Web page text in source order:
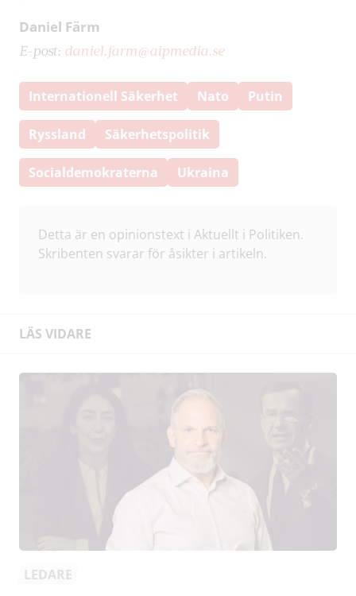
Daniel Färm
E-post: daniel.farm@aipmedia.se
Internationell Säkerhet Nato Putin
Ryssland Säkerhetspolitik
Socialdemokraterna Ukraina
Detta är en opinionstext i Aktuellt i Politiken.
Skribenten svarar för åsikter i artikeln.
LÄS VIDARE
LEDARE